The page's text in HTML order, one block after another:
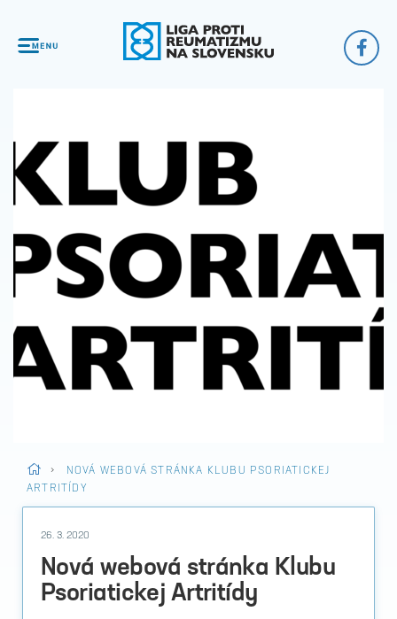
>
NOVÁ WEBOVÁ STRÁNKA KLUBU PSORIATICKEJ
ARTRITÍDY
26. 3. 2020
Nová webová stránka Klubu
Psoriatickej Artritídy